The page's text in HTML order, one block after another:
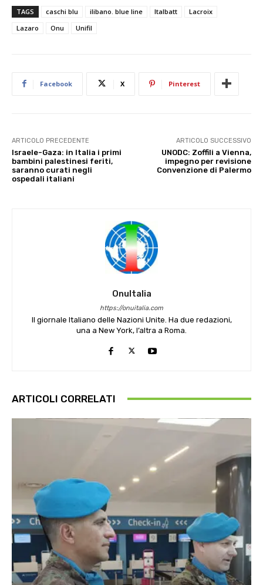
TAGS caschi blu ilibano. blue line Italbatt
Lacroix
Lazaro
Onu Unifil
Facebook X Pinterest
ARTICOLO PRECEDENTE
Israele-Gaza: in Italia i primi
bambini palestinesi feriti,
saranno curati negli
ospedali italiani
ARTICOLO SUCCESSIVO
UNODC: Zoffili a Vienna,
impegno per revisione
Convenzione di Palermo
OnuItalia
https://onuitalia.com
Il giornale Italiano delle Nazioni Unite. Ha due redazioni,
una a New York, l’altra a Roma.
ARTICOLI CORRELATI